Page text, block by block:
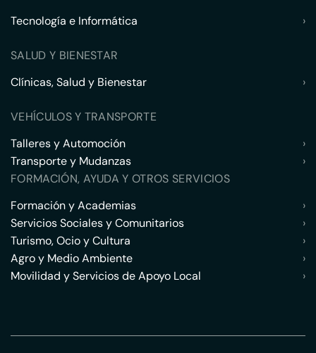
Tecnología e Informática
›
SALUD Y BIENESTAR
Clínicas, Salud y Bienestar
›
VEHÍCULOS Y TRANSPORTE
Talleres y Automoción
›
Transporte y Mudanzas
›
FORMACIÓN, AYUDA Y OTROS SERVICIOS
Formación y Academias
›
Servicios Sociales y Comunitarios
›
Turismo, Ocio y Cultura
›
Agro y Medio Ambiente
›
Movilidad y Servicios de Apoyo Local
›